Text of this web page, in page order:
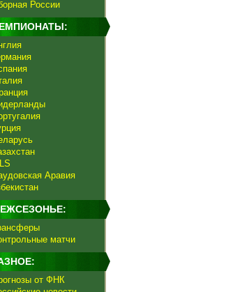
России
Аравия
матчи
от ФНК